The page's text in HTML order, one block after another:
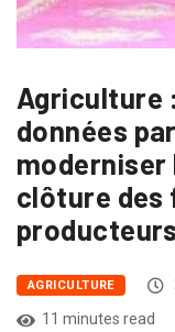
Agriculture
données
clôture des
AGRICULTURE
11 minutes read